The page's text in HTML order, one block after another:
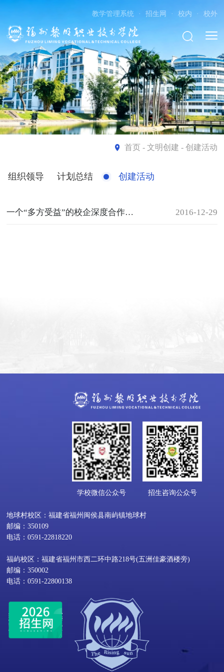
教学管理系统 · 招生网 · 校内 · 校外
首页- 文明创建 - 创建活动
组织领导 计划总结 创建活动
一个“多方受益”的校企深度合作范本 2016-12-29
学校微信公众号 招生咨询公众号
地球村校区：福建省福州闽侯县南屿镇地球村
邮编：350109
电话：0591-22818220
福屿校区：福建省福州市西二环中路218号(五洲佳豪酒楼旁)
邮编：350002
电话：0591-22800138